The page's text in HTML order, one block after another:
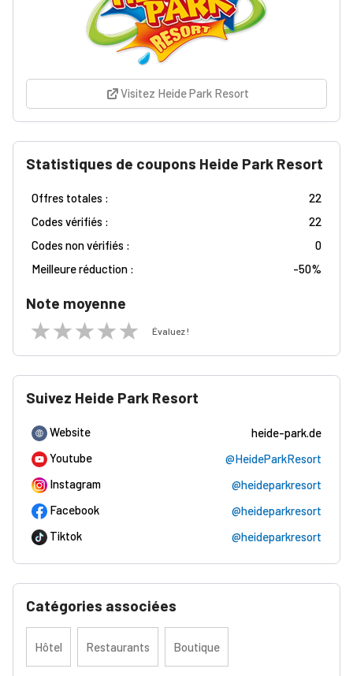
Visitez Heide Park Resort
Statistiques de coupons Heide Park Resort
Offres totales :
22
Codes vérifiés :
22
Codes non vérifiés :
0
Meilleure réduction :
-50%
Note moyenne
Évaluez !
Suivez Heide Park Resort
Website
heide-park.de
Youtube
@HeideParkResort
Instagram
@heideparkresort
Facebook
@heideparkresort
Tiktok
@heideparkresort
Catégories associées
Hôtel Restaurants Boutique